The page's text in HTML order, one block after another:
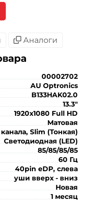
Аналоги
00002702
AU Optronics
B133HAK02.0
13.3"
1920x1080 Full HD
Матовая
Slim (Тонкая)
Светодиодная (LED)
85/85/85/85
60 Гц
40pin eDP, слева
уши вверх - вниз
Новая
1 месяц